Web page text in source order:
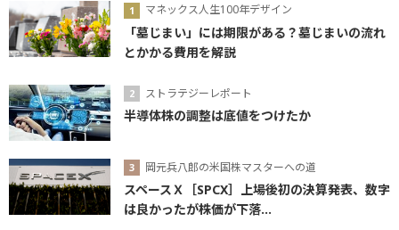
マネックス人生100年デザイン
「墓じまい」には期限がある？墓じまいの流れ
とかかる費用を解説
ストラテジーレポート
半導体株の調整は底値をつけたか
岡元兵八郎の米国株マスターへの道
スペースＸ［SPCX］上場後初の決算発表、数字
は良かったが株価が下落...